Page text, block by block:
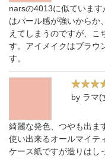
narsの4013に似ていま
はパール感が強いからか
えてしまうのですが、こ
す。アイメイクはブラウ
す。
by ラマ(
綺麗な発色、つやも出ま
使い出来るオールマイテ
ケース紙ですが造りはし